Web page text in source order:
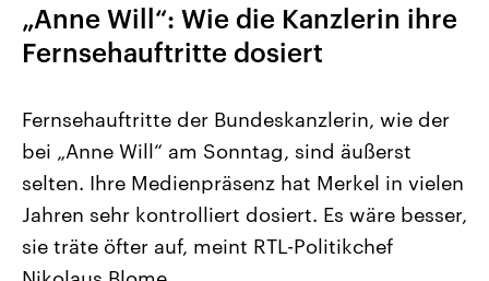
Landtagswahl Sachsen-Anhalt
2026
Alle Informationen
Sachsen-Anhalt wählt am 6.
September 2026 einen neuen
Landtag. Seit 2021 wird das
Bundesland von einer Koalition aus
USA
Aktuelle Beiträge,
Hintergründe
Wirtschaftlich und
gehören die Vereinigten
den mächtigsten Ländern
„Anne Will“: Wie die Kanzlerin ihre
Fernsehauftritte dosiert
Fernsehauftritte der Bundeskanzlerin, wie der
bei „Anne Will“ am Sonntag, sind äußerst
selten. Ihre Medienpräsenz hat Merkel in vielen
Jahren sehr kontrolliert dosiert. Es wäre besser,
sie träte öfter auf, meint RTL-Politikchef